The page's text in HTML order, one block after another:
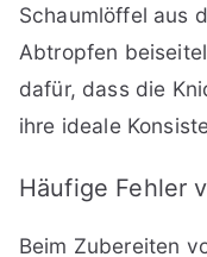
Schaumlöffel aus
Abtropfen
dafür, dass die
ihre ideale
Häufige Fehler
Beim Zubereiten